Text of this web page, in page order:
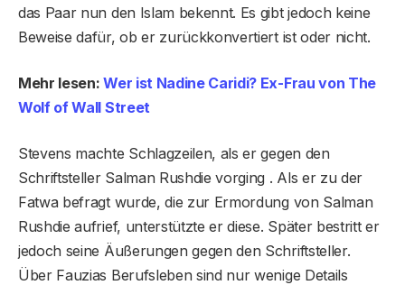
das Paar nun den Islam bekennt. Es gibt jedoch keine
Beweise dafür, ob er zurückkonvertiert ist oder nicht.
Mehr lesen:Wer ist Nadine Caridi? Ex-Frau von The
Wolf of Wall Street
Stevens machte Schlagzeilen, als er gegen den
Schriftsteller Salman Rushdie vorging . Als er zu der
Fatwa befragt wurde, die zur Ermordung von Salman
Rushdie aufrief, unterstützte er diese. Später bestritt er
jedoch seine Äußerungen gegen den Schriftsteller.
Über Fauzias Berufsleben sind nur wenige Details